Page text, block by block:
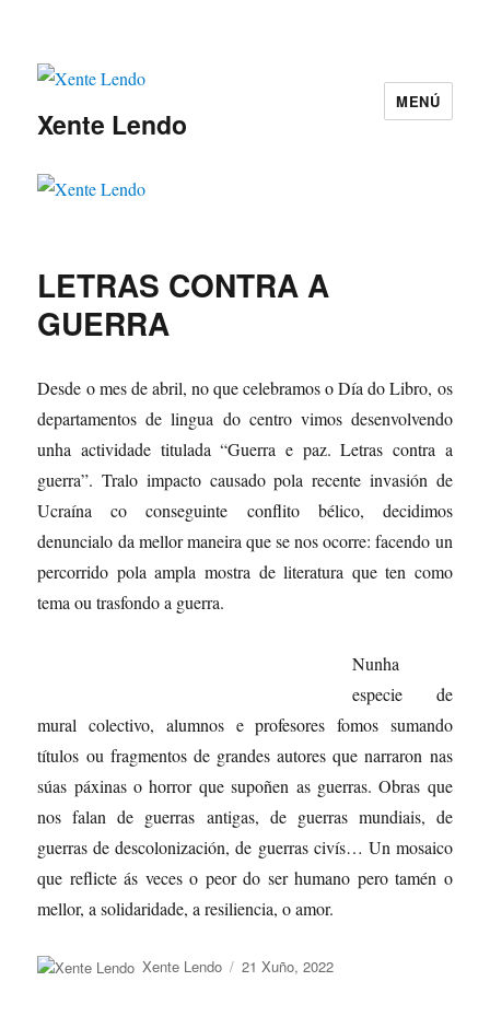
Xente Lendo
MENÚ
LETRAS CONTRA A
GUERRA
Desde o mes de abril, no que celebramos o Día do Libro, os
departamentos de lingua do centro vimos desenvolvendo
unha actividade titulada “Guerra e paz. Letras contra a
guerra”. Tralo impacto causado pola recente invasión de
Ucraína co conseguinte conflito bélico, decidimos
denuncialo da mellor maneira que se nos ocorre: facendo un
percorrido pola ampla mostra de literatura que ten como
tema ou trasfondo a guerra.
Nunha
especie de
mural colectivo, alumnos e profesores fomos sumando
títulos ou fragmentos de grandes autores que narraron nas
súas páxinas o horror que supoñen as guerras. Obras que
nos falan de guerras antigas, de guerras mundiais, de
guerras de descolonización, de guerras civís… Un mosaico
que reflicte ás veces o peor do ser humano pero tamén o
mellor, a solidaridade, a resiliencia, o amor.
Autor
Xente Lendo
Publicado
21 Xuño, 2022